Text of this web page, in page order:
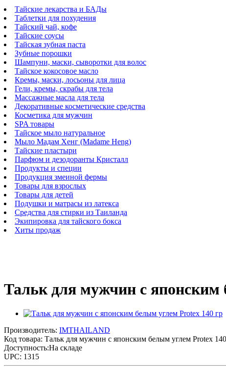
Тайские лекарства и БАДы
Таблетки для похудения
Тайский чай, кофе
Тайские соусы
Тайская зубная паста
Зубные порошки
Шампуни, маски, сыворотки для волос
Тайское кокосовое масло
Кремы, маски, лосьоны для лица
Гели, кремы, скрабы для тела
Массажные масла для тела
Декоративные косметические средства
Косметика для мужчин
SPA товары
Тайское мыло натуральное
Мыло Мадам Хенг (Madame Heng)
Тайские пластыри
Парфюм и дезодоранты Кристалл
Продукты и специи
Продукция змеиной фермы
Товары для взрослых
Товары для детей
Подушки и матрасы из латекса
Средства для стирки из Таиланда
Экипировка для тайского бокса
Хиты продаж
Тальк для мужчин с японским
Производитель: IMTHAILAND
Код товара: Тальк для мужчин с японским белым углем Protex
Доступность:На складе
UPC: 1315